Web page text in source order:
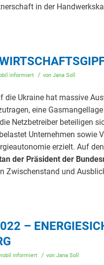
in der
informiert / von Jana Soll
die Ukraine hat massive
eine
Netzbetreiber beteiligen
Unternehmen sowie
erzielt. Auf
der Präsident der
Zwischenstand und
–
informiert / von Jana Soll